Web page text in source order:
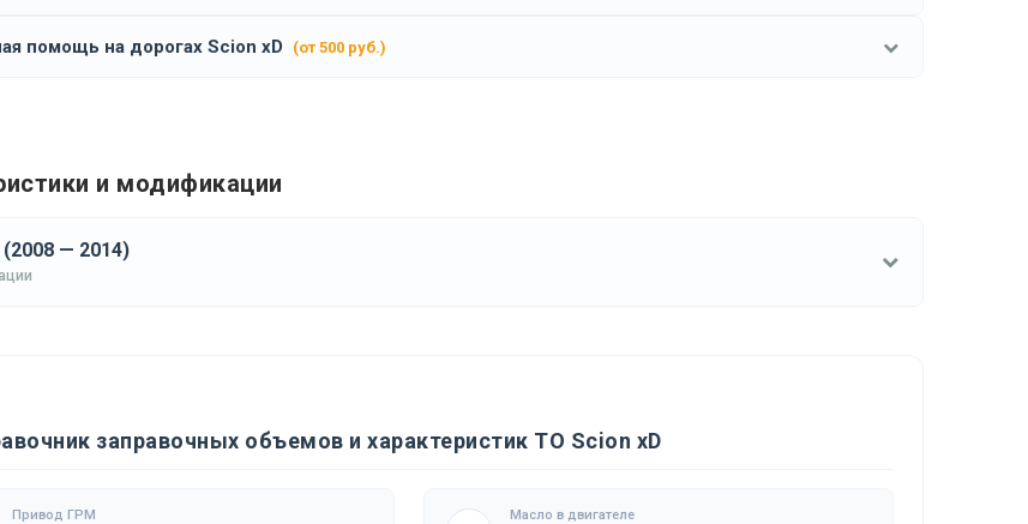
помощь на дорогах Scion xD (от 500 руб.)
и модификации
(2008 — 2014)
заправочных объемов и характеристик ТО Scion xD
Привод ГРМ Масло в двигателе